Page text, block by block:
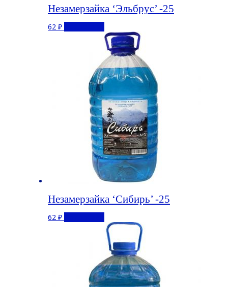
Незамерзайка ‘Эльбрус’ -25
62 ₽
Незамерзайка ‘Сибирь’ -25
62 ₽